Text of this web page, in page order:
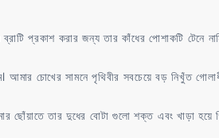
প্রকাশ করার জন্য তার কাঁধের পোশাকটি টেনে
চোখের সামনে পৃথিবীর সবচেয়ে বড় নিখুঁত
ছোঁয়াতে তার দুধের বোটা গুলো শক্ত এবং খাড়া হয়ে